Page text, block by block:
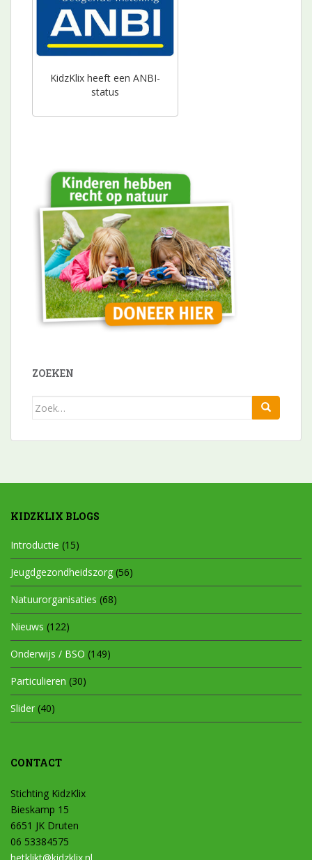
KidzKlix heeft een ANBI-
status
ZOEKEN
Zoek
KIDZKLIX BLOGS
Introductie (15)
Jeugdgezondheidszorg (56)
Natuurorganisaties (68)
Nieuws (122)
Onderwijs / BSO (149)
Particulieren (30)
Slider (40)
CONTACT
Stichting KidzKlix
Bieskamp 15
6651 JK Druten
06 53384575